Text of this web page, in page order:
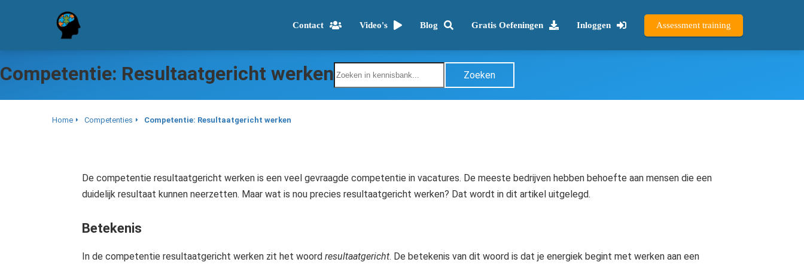
Contact Video's Blog Gratis Oefeningen Inloggen Assessment training
Competentie: Resultaatgericht werken Zoeken
Home Competenties Competentie: Resultaatgericht werken
De competentie resultaatgericht werken is een veel gevraagde competentie in vacatures. De meeste bedrijven hebben behoefte aan mensen die een
duidelijk resultaat kunnen neerzetten. Maar wat is nou precies resultaatgericht werken? Dat wordt in dit artikel uitgelegd.
Betekenis
In de competentie resultaatgericht werken zit het woord resultaatgericht. De betekenis van dit woord is dat je energiek begint met werken aan een